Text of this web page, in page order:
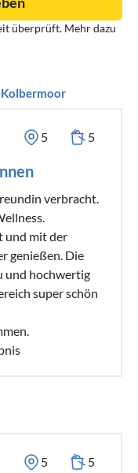
wechseln
liegen in den
die
und Xbox ist
in die
mit unserem
inkludiert
ab 15 Jahren
überprüft. Mehr dazu
Kolbermoor
5 5
verbracht.
und mit der
genießen. Die
und hochwertig
super schön
5 5